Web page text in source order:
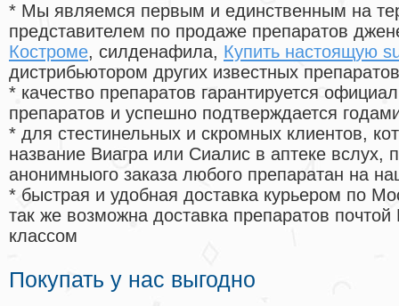
* Мы являемся первым и единственным на
представителем по продаже препаратов
Костроме, силденафила, Купить настоящую
дистрибьютором других известных препаратов
* качество препаратов гарантируется
препаратов и успешно подтверждается
* для стестинельных и скромных клиентов,
название Виагра или Сиалис в аптеке вслух,
анонимныого заказа любого препаратан на
* быстрая и удобная доставка курьером по
так же возможна доставка препаратов
классом
Покупать у нас выгодно